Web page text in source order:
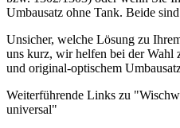
Umbausatz ohne Tank. Beide
Unsicher, welche Lösung zu
uns kurz, wir helfen bei der Wahl
und original-optischem
Weiterführende Links zu
universal"